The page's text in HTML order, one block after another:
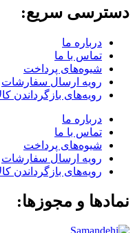
دسترسی سریع:
درباره ما
تماس با ما
شیوه‌های پرداخت
رویه ارسال سفارشات
رویه‌های بازگرداندن
درباره ما
تماس با ما
شیوه‌های پرداخت
رویه ارسال سفارشات
رویه‌های بازگرداندن
نمادها و مجوزها: